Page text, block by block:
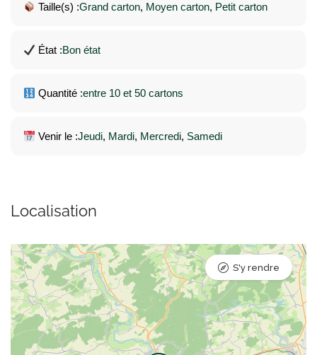
Taille(s) :Grand carton, Moyen carton, Petit carton
État :Bon état
Quantité :entre 10 et 50 cartons
Venir le :Jeudi, Mardi, Mercredi, Samedi
Localisation
S'y rendre